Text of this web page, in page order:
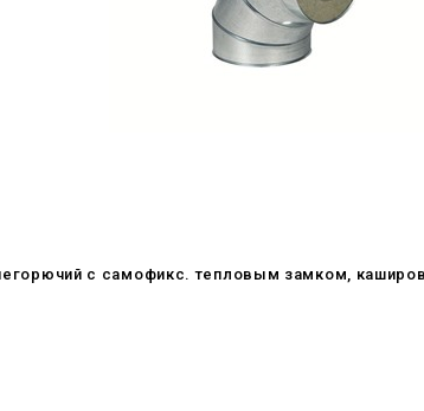
c самофикс. тепловым замком,